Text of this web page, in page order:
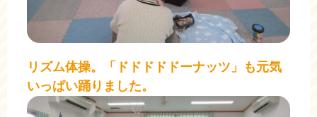
リズム体操。「ドドドドドーナッツ」も元気
いっぱい踊りました。